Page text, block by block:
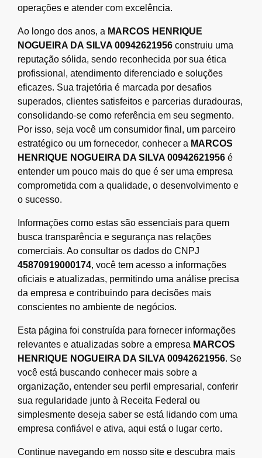
operações e atender com excelência.
Ao longo dos anos, a MARCOS HENRIQUE
NOGUEIRA DA SILVA 00942621956 construiu uma
reputação sólida, sendo reconhecida por sua ética
profissional, atendimento diferenciado e soluções
eficazes. Sua trajetória é marcada por desafios
superados, clientes satisfeitos e parcerias duradouras,
consolidando-se como referência em seu segmento.
Por isso, seja você um consumidor final, um parceiro
estratégico ou um fornecedor, conhecer a MARCOS
HENRIQUE NOGUEIRA DA SILVA 00942621956 é
entender um pouco mais do que é ser uma empresa
comprometida com a qualidade, o desenvolvimento e
o sucesso.
Informações como estas são essenciais para quem
busca transparência e segurança nas relações
comerciais. Ao consultar os dados do CNPJ
45870919000174, você tem acesso a informações
oficiais e atualizadas, permitindo uma análise precisa
da empresa e contribuindo para decisões mais
conscientes no ambiente de negócios.
Esta página foi construída para fornecer informações
relevantes e atualizadas sobre a empresa MARCOS
HENRIQUE NOGUEIRA DA SILVA 00942621956. Se
você está buscando conhecer mais sobre a
organização, entender seu perfil empresarial, conferir
sua regularidade junto à Receita Federal ou
simplesmente deseja saber se está lidando com uma
empresa confiável e ativa, aqui está o lugar certo.
Continue navegando em nosso site e descubra mais